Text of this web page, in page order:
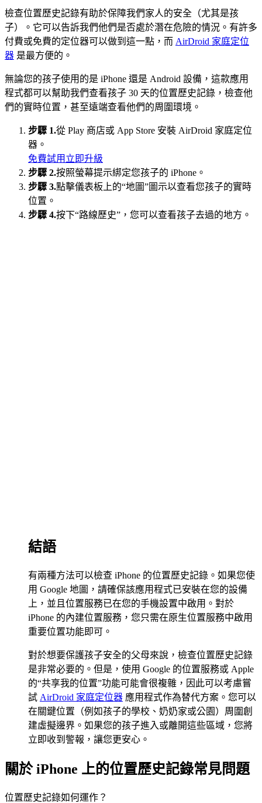
檢查位置歷史記錄有助於保障我們家人的安全（尤其是孩
子）。它可以告訴我們他們是否處於潛在危險的情況。有許多
付費或免費的定位器可以做到這一點，而 AirDroid 家庭定位
器 是最方便的。
無論您的孩子使用的是 iPhone 還是 Android 設備，這款應用
程式都可以幫助我們查看孩子 30 天的位置歷史記錄，檢查他
們的實時位置，甚至遠端查看他們的周圍環境。
步驟 1.從 Play 商店或 App Store 安裝 AirDroid 家庭定位
器。
免費試用 立即升級
步驟 2.按照螢幕提示綁定您孩子的 iPhone。
步驟 3.點擊儀表板上的“地圖”圖示以查看您孩子的實時
位置。
步驟 4.按下“路線歷史”，您可以查看孩子去過的地方。
結語
有兩種方法可以檢查 iPhone 的位置歷史記錄。如果您使
用 Google 地圖，請確保該應用程式已安裝在您的設備
上，並且位置服務已在您的手機設置中啟用。對於
iPhone 的內建位置服務，您只需在原生位置服務中啟用
重要位置功能即可。
對於想要保護孩子安全的父母來說，檢查位置歷史記錄
是非常必要的。但是，使用 Google 的位置服務或 Apple
的“共享我的位置”功能可能會很複雜，因此可以考慮嘗
試 AirDroid 家庭定位器 應用程式作為替代方案。您可以
在關鍵位置（例如孩子的學校、奶奶家或公園）周圍創
建虛擬邊界。如果您的孩子進入或離開這些區域，您將
立即收到警報，讓您更安心。
關於 iPhone 上的位置歷史記錄常見問題
位置歷史記錄如何運作？